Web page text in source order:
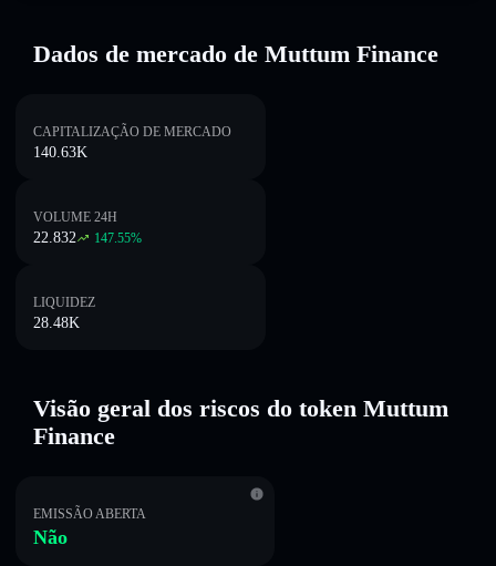
Dados de mercado de Muttum Finance
CAPITALIZAÇÃO DE MERCADO
140.63K
VOLUME 24H
22.832 147.55%
LIQUIDEZ
28.48K
Visão geral dos riscos do token Muttum
Finance
EMISSÃO ABERTA
Não